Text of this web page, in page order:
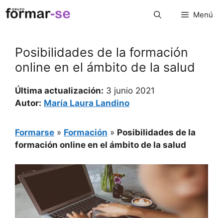
Saltar
al
Menú
Posibilidades de la formación
online en el ámbito de la salud
Última actualización: 3 junio 2021
Autor: María Laura Landino
Formarse » Formación » Posibilidades de la
formación online en el ámbito de la salud